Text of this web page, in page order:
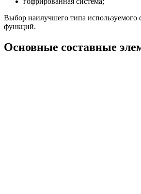
Выбор наилучшего типа используемого
функций.
Основные составные